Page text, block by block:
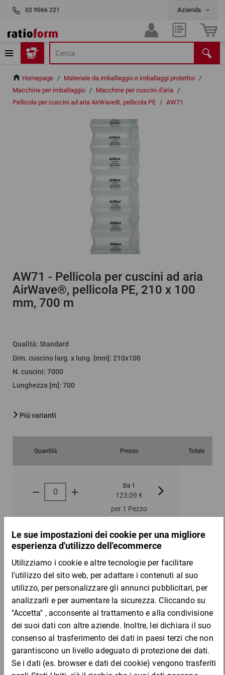
02 9066 221
Homepage / Materiale da imballaggio e imballaggi protettivi /
Macchine per imballaggio / Macchine per cuscini d'aria /
Pellicola per cuscini ad aria AirWave®, pellicola PE / AW71
AW71 - Pellicola per cuscini ad aria
AirWave®, pellicola PE, 210 x 100
mm, 700 m
Qualità: Standard
Dim. cuscino larg. x lung. [mm]: 210x100
N. cuscini: 7000
Lunghezza [m] : 700
Più varianti
Quantità Prezzo Totale
Da 1
123,09 €
per 1 Pezzo
Campione
DESCRIZIONE DEL PRODOTTO
La pratica fornitura in rotoli consente di risparmiare prezioso
spazio di stoccaggio, dato che sarà poi la macchina a riempire
Vantaggi: